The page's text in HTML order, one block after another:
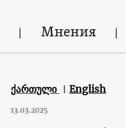
Мнения
ქართული English
13.03.2025